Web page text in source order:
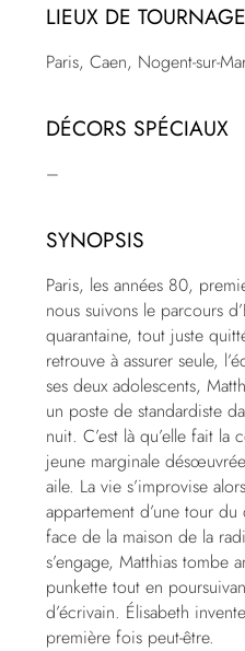
LIEUX DE TOURNAGE
Paris, Caen, Nogent-sur-
DÉCORS SPÉCIAUX
–
SYNOPSIS
Paris, les années 80,
nous suivons le parcours
quarantaine, tout juste
retrouve à assurer seule,
ses deux adolescents,
un poste de standardiste
nuit. C’est là qu’elle fait la
jeune marginale
aile. La vie s’improvise
appartement d’une tour
face de la maison de la
s’engage, Matthias tombe
punkette tout en
d’écrivain. Élisabeth
première fois peut-être.